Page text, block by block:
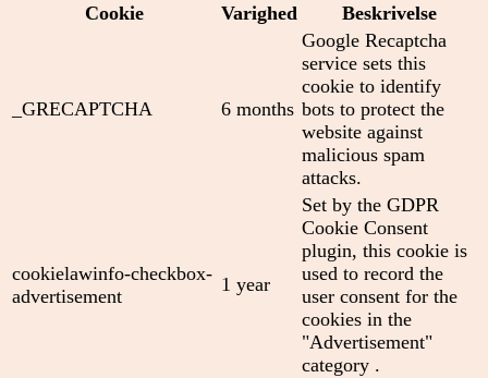
Cookie
Varighed Beskrivelse
_GRECAPTCHA 6 months
Google Recaptcha
service sets this
cookie to identify
bots to protect the
website against
malicious spam
attacks.
cookielawinfo-checkbox-
advertisement
1 year
Set by the GDPR
Cookie Consent
plugin, this cookie is
used to record the
user consent for the
cookies in the
"Advertisement"
category .